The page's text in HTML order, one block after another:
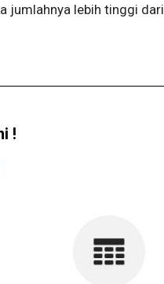
jumlahnya lebih tinggi dari
!